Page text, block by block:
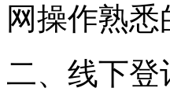
网操作熟悉
二、线下登